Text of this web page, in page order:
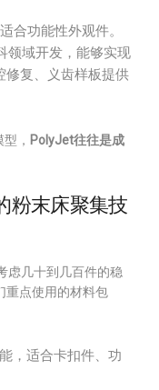
合功能性外观件。
领域开发，能够实现
修复、义齿样板提供
， PolyJet往往是成
粉末床聚集技
虑几十到几百件的稳
重点使用的材料包
，适合卡扣件、功